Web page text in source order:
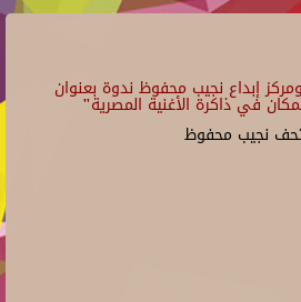
إبداع نجيب محفوظ ندوة بعنوان
في ذاكرة الأغنية المصرية"
نجيب محفوظ